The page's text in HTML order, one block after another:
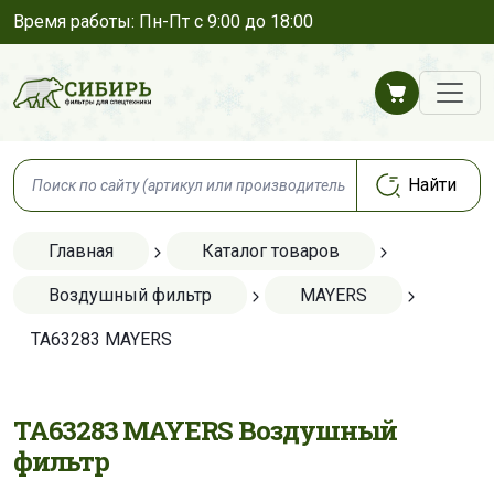
Время работы: Пн-Пт с 9:00 до 18:00
Главная Каталог товаров
Воздушный фильтр MAYERS
TA63283 MAYERS
TA63283 MAYERS Воздушный
фильтр